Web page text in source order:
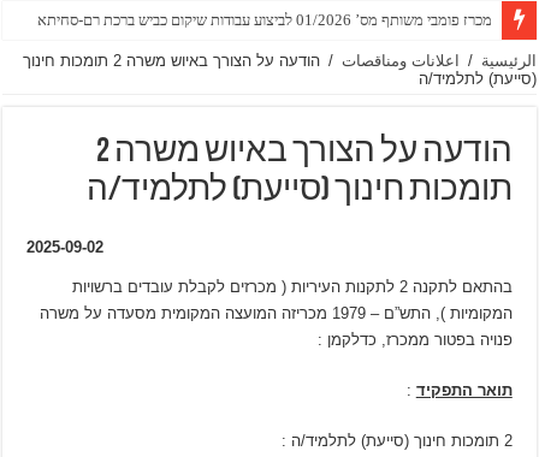
מכרז פומבי משותף מס’ 01/2026 לביצוע עבודות שיקום כביש ברכת רם-סחיתא
الرئيسية / اعلانات ومناقصات /
הודעה על הצורך באיוש משרה 2 תומכות חינוך
(סייעת) לתלמיד/ה
הודעה על הצורך באיוש משרה 2
תומכות חינוך (סייעת) לתלמיד/ה
2025-09-02
בהתאם לתקנה 2 לתקנות העיריות ( מכרזים לקבלת עובדים ברשויות
המקומיות ), התש”ם – 1979 מכריזה המועצה המקומית מסעדה על משרה
פנויה בפטור ממכרז, כדלקמן :
תואר התפקיד :
2 תומכות חינוך (סייעת) לתלמיד/ה :